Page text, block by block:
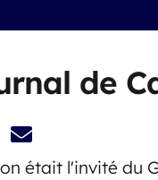
de
était l'invité du